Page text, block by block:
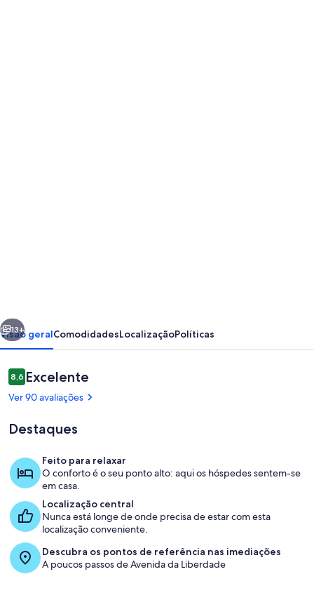
2CH/2SDB,
Clim,
Calm,
Wifi,
Sala de estar
Seguinte
13+
Visão geralComodidadesLocalizaçãoPolíticas
Avaliações
8,68,6 em 10
Excelente
Ver 90 avaliações
Destaques
Feito para relaxar
O conforto é o seu ponto alto: aqui os hóspedes sentem-se
em casa.
Localização central
Nunca está longe de onde precisa de estar com esta
localização conveniente.
Descubra os pontos de referência nas imediações
A poucos passos de Avenida da Liberdade